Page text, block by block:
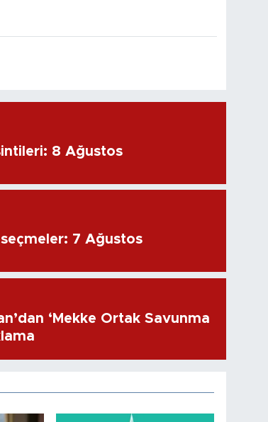
8 Ağustos
7 Ağustos
‘Mekke Ortak Savunma